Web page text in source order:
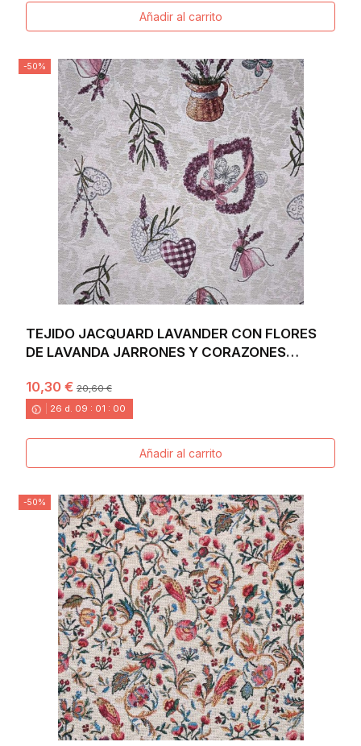
Añadir al carrito
-50%
TEJIDO JACQUARD LAVANDER CON FLORES
DE LAVANDA JARRONES Y CORAZONES
10,30 €20,60 €
26 d. 09 : 00 :58
Añadir al carrito
-50%